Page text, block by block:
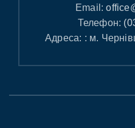
Email:
Телефон:
Адреса: : м.